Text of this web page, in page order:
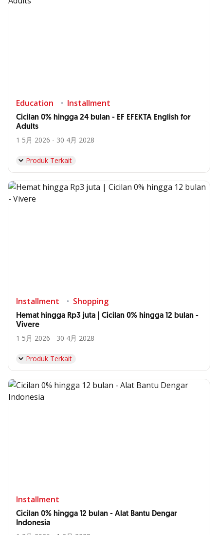
Education Installment
Cicilan 0% hingga 24 bulan - EF EFEKTA English for
Adults
1 5月 2026 - 30 4月 2028
Produk Terkait
Installment Shopping
Hemat hingga Rp3 juta | Cicilan 0% hingga 12 bulan -
Vivere
1 5月 2026 - 30 4月 2028
Produk Terkait
Installment
Cicilan 0% hingga 12 bulan - Alat Bantu Dengar
Indonesia